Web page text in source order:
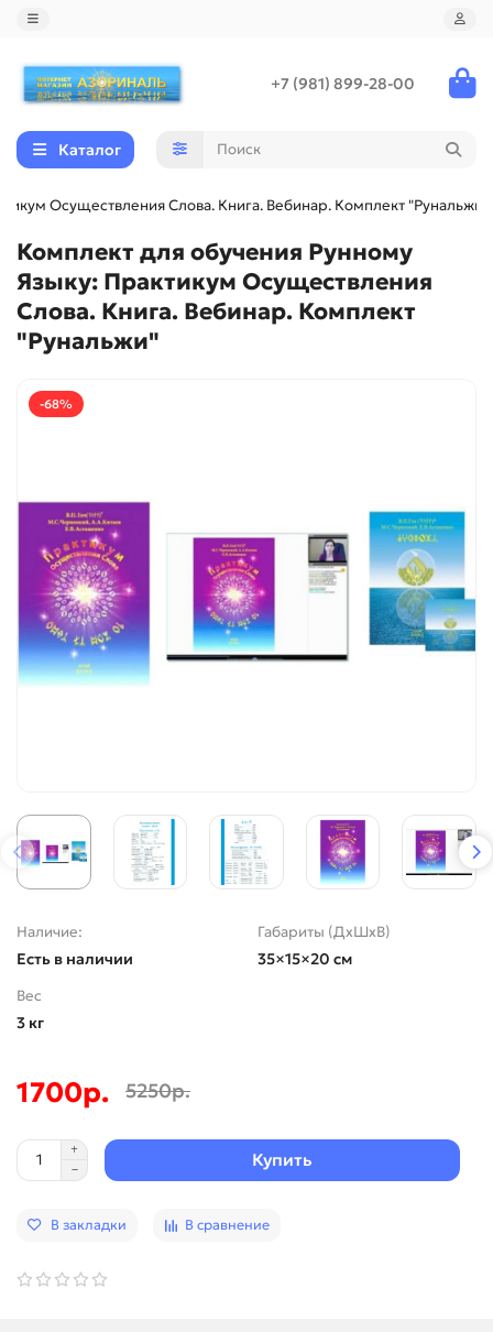
+7 (981) 899-28-00
Каталог
Осуществления Слова. Книга. Вебинар. Комплект "Рунальжи"
Комплект для обучения Рунному
Языку: Практикум Осуществления
Слова. Книга. Вебинар. Комплект
"Рунальжи"
-68%
Наличие:
Есть в наличии
Габариты (ДхШхВ)
35×15×20 см
Вес
3 кг
1700р. 5250р.
Купить
В закладки В сравнение